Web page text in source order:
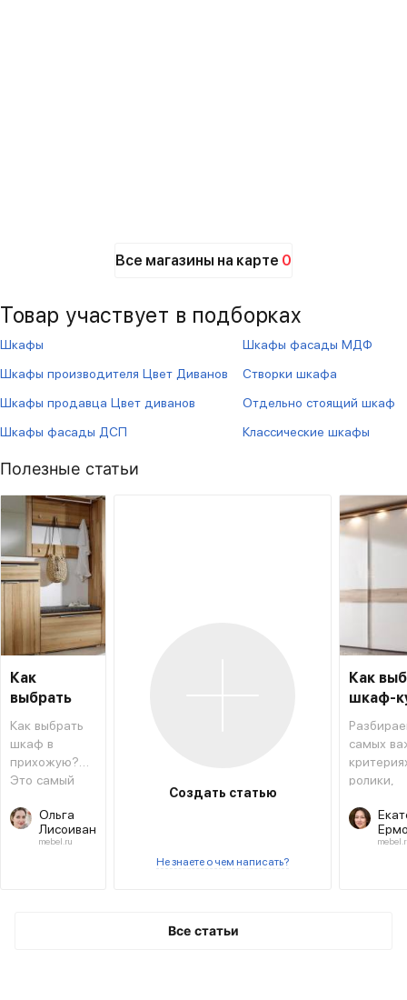
Все магазины на карте 0
Товар участвует в подборках
Шкафы
Шкафы производителя Цвет Диванов
Шкафы продавца Цвет диванов
Шкафы фасады ДСП
Шкафы фасады МДФ
Створки шкафа
Отдельно стоящий шкаф
Классические шкафы
Полезные статьи
Как
выбрать
шкаф в
прихожую
Как выбрать
шкаф в
прихожую?
Это самый
предмет
мебели
Ольга
Лисоиван
mebel.ru
Создать статью
Не знаете о чем написать?
Как
шкаф-
самых
ролики,
другое.
Все статьи